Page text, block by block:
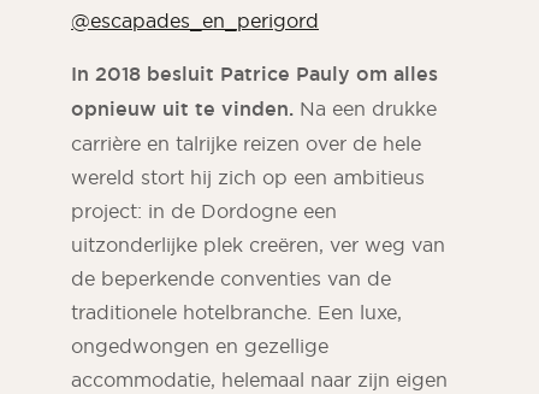
ORSOL tijdschrift
texturen van ORSOL
@escapades_en_perigord
In 2018 besluit Patrice Pauly om alles
opnieuw uit te vinden. Na een drukke
carrière en talrijke reizen over de hele
wereld stort hij zich op een ambitieus
project: in de Dordogne een
uitzonderlijke plek creëren, ver weg van
de beperkende conventies van de
traditionele hotelbranche. Een luxe,
ongedwongen en gezellige
accommodatie, helemaal naar zijn eigen